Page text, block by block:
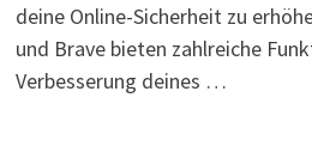
deine Online-Sicherheit zu
und Brave bieten zahlreiche
Verbesserung deines …